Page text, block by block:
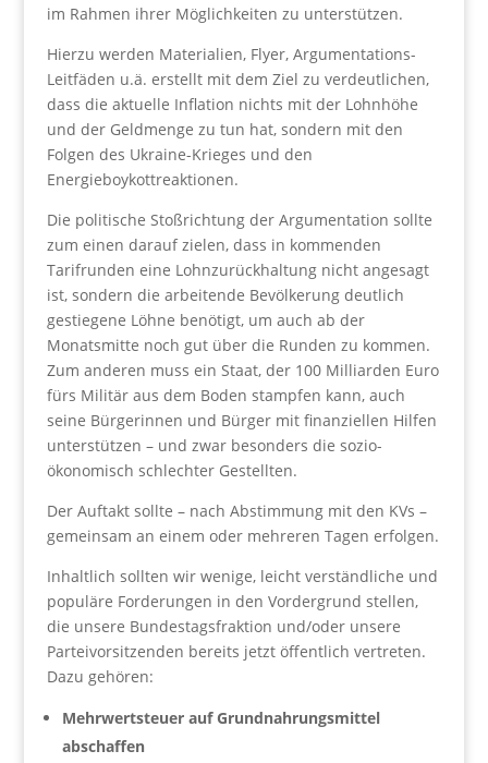
im Rahmen ihrer Möglichkeiten zu unterstützen.
Hierzu werden Materialien, Flyer, Argumentations-
Leitfäden u.ä. erstellt mit dem Ziel zu verdeutlichen,
dass die aktuelle Inflation nichts mit der Lohnhöhe
und der Geldmenge zu tun hat, sondern mit den
Folgen des Ukraine-Krieges und den
Energieboykottreaktionen.
Die politische Stoßrichtung der Argumentation sollte
zum einen darauf zielen, dass in kommenden
Tarifrunden eine Lohnzurückhaltung nicht angesagt
ist, sondern die arbeitende Bevölkerung deutlich
gestiegene Löhne benötigt, um auch ab der
Monatsmitte noch gut über die Runden zu kommen.
Zum anderen muss ein Staat, der 100 Milliarden Euro
fürs Militär aus dem Boden stampfen kann, auch
seine Bürgerinnen und Bürger mit finanziellen Hilfen
unterstützen – und zwar besonders die sozio-
ökonomisch schlechter Gestellten.
Der Auftakt sollte – nach Abstimmung mit den KVs –
gemeinsam an einem oder mehreren Tagen erfolgen.
Inhaltlich sollten wir wenige, leicht verständliche und
populäre Forderungen in den Vordergrund stellen,
die unsere Bundestagsfraktion und/oder unsere
Parteivorsitzenden bereits jetzt öffentlich vertreten.
Dazu gehören:
Mehrwertsteuer auf Grundnahrungsmittel
abschaffen